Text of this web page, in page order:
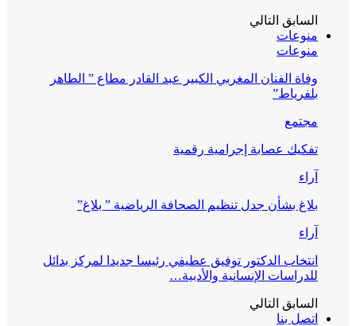
السابق التالي
منوعات
منوعات
وفاة الفنان المغربي الكبير عبد القادر مطاع ” الطاهر
بلفرياط”
مجتمع
تفكيك عصابة إجرامية رقمية
آراء
بلاغ بشأن جدل تنظيم الصحافة الرياضية ” بلاغ”
آراء
انتخاب الدكتور توفيق عطيفي رئيسا جديدا لمركز بدائل
للدراسات الإنسانية والأدبية…
السابق التالي
اتصل بنا